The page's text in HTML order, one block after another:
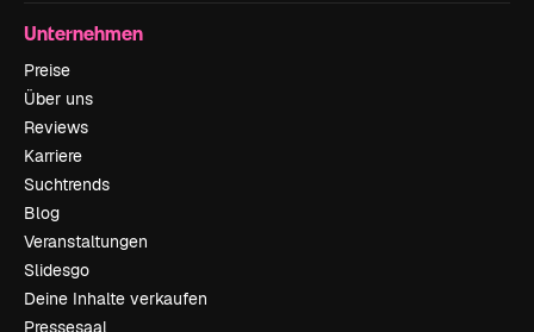
Unternehmen
Preise
Über uns
Reviews
Karriere
Suchtrends
Blog
Veranstaltungen
Slidesgo
Deine Inhalte verkaufen
Pressesaal